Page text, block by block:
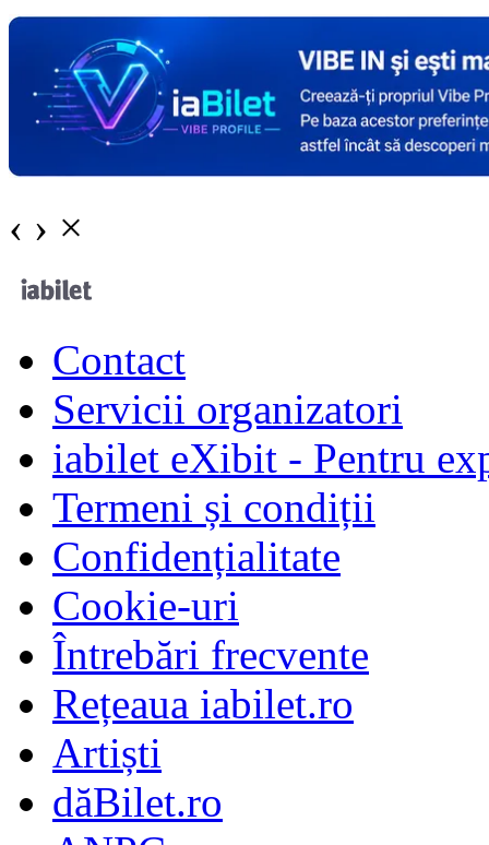
‹ › ×
Contact
Servicii organizatori
iabilet eXibit - Pentru
Termeni și condiții
Confidențialitate
Cookie-uri
Întrebări frecvente
Rețeaua iabilet.ro
Artiști
dăBilet.ro